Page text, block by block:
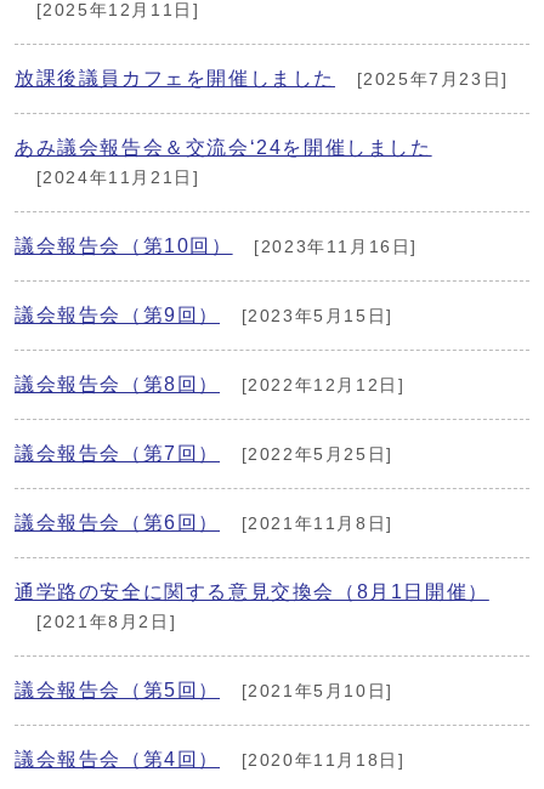
[2025年12月11日]
放課後議員カフェを開催しました [2025年7月23日]
あみ議会報告会＆交流会‘24を開催しました
[2024年11月21日]
議会報告会（第10回） [2023年11月16日]
議会報告会（第9回） [2023年5月15日]
議会報告会（第8回） [2022年12月12日]
議会報告会（第7回） [2022年5月25日]
議会報告会（第6回） [2021年11月8日]
通学路の安全に関する意見交換会（8月1日開催）
[2021年8月2日]
議会報告会（第5回） [2021年5月10日]
議会報告会（第4回） [2020年11月18日]